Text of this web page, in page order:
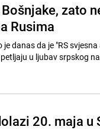
zato
Rusima
danas da je "RS
u ljubav srpskog
20. maja u